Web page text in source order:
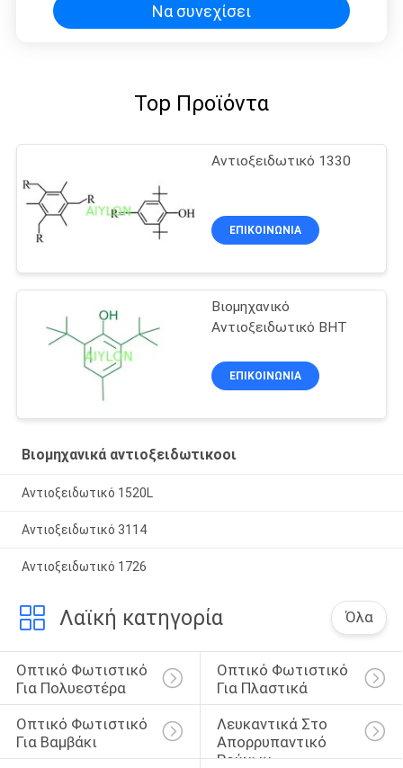
Να συνεχίσει
Top Προϊόντα
Αντιοξειδωτικό 1330
ΕΠΙΚΟΙΝΩΝΙΑ
Βιομηχανικό
Αντιοξειδωτικό BHT
ΕΠΙΚΟΙΝΩΝΙΑ
Βιομηχανικά αντιοξειδωτικοοι
Αντιοξειδωτικό 1520L
Αντιοξειδωτικό 3114
Αντιοξειδωτικό 1726
Λαϊκή κατηγορία Όλα
Οπτικό Φωτιστικό
Για Πολυεστέρα
Οπτικό Φωτιστικό
Για Πλαστικά
Οπτικό Φωτιστικό
Για Βαμβάκι
Λευκαντικά Στο
Απορρυπαντικό
Ρούχων